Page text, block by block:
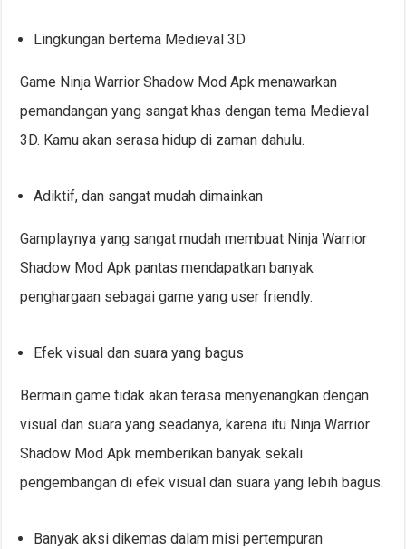
Lingkungan bertema Medieval 3D
Game Ninja Warrior Shadow Mod Apk menawarkan
pemandangan yang sangat khas dengan tema Medieval
3D. Kamu akan serasa hidup di zaman dahulu.
Adiktif, dan sangat mudah dimainkan
Gamplaynya yang sangat mudah membuat Ninja Warrior
Shadow Mod Apk pantas mendapatkan banyak
penghargaan sebagai game yang user friendly.
Efek visual dan suara yang bagus
Bermain game tidak akan terasa menyenangkan dengan
visual dan suara yang seadanya, karena itu Ninja Warrior
Shadow Mod Apk memberikan banyak sekali
pengembangan di efek visual dan suara yang lebih bagus.
Banyak aksi dikemas dalam misi pertempuran